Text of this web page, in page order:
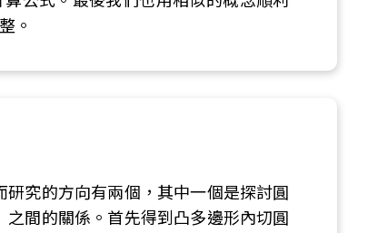
。
究的方向有兩個，其中一個是探討圓
間的關係。首先得到凸多邊形內切圓